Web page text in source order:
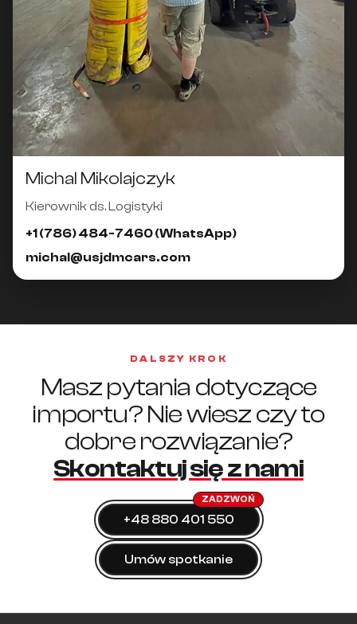
Michal Mikolajczyk
Kierownik ds. Logistyki
+1 (786) 484-7460 (WhatsApp)
michal@usjdmcars.com
DALSZY KROK
Masz pytania dotyczące
importu? Nie wiesz czy to
dobre rozwiązanie?
Skontaktuj się z nami
+48 880 401 550
ZADZWOŃ
Umów spotkanie